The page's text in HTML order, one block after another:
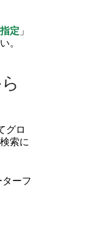
定」
。
グロ
索に
ーフ